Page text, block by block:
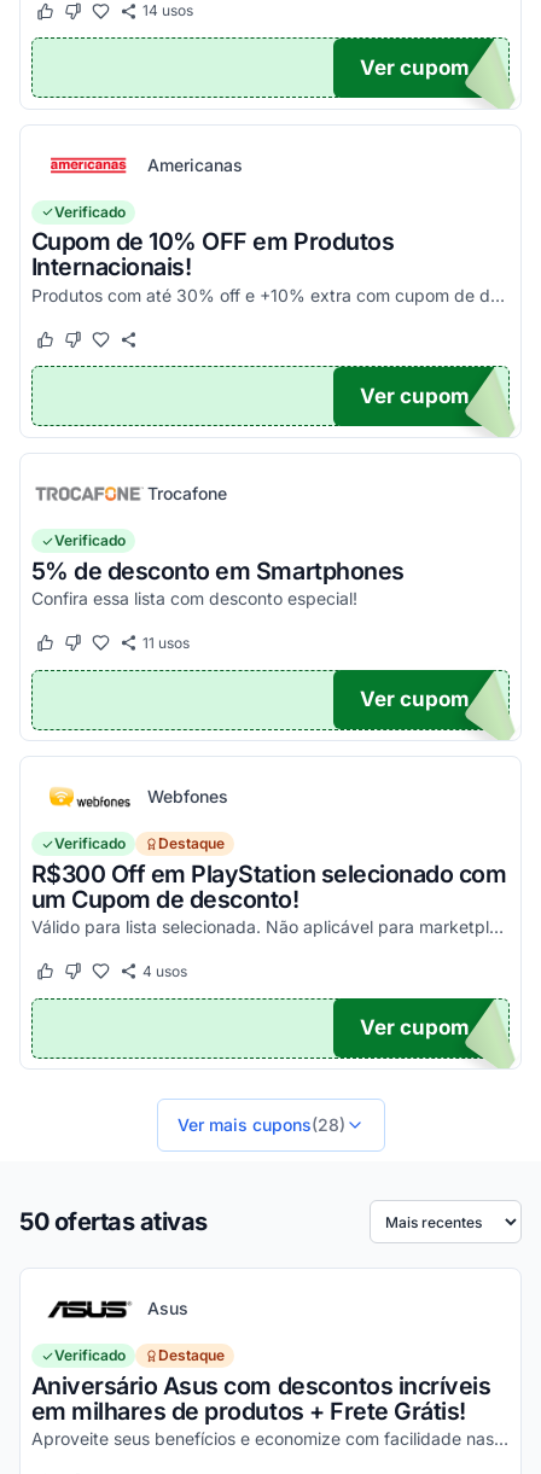
Este cupom funcionou
Este cupom não funcionou
14 usos
UPOM
Ver cupom
Americanas
Verificado
Cupom de 10% OFF em Produtos
Internacionais!
Produtos com até 30% off e +10% extra com cupom de desconto em produtos participantes da campanha. Consulte exceções no site. Aplique o código promocional no carrinho e aproveite!
Este cupom funcionou
Este cupom não funcionou
10
Ver cupom
Trocafone
Verificado
5% de desconto em Smartphones
Confira essa lista com desconto especial!
Este cupom funcionou
Este cupom não funcionou
11 usos
OFF
Ver cupom
Webfones
Verificado Destaque
R$300 Off em PlayStation selecionado com
um Cupom de desconto!
Válido para lista selecionada. Não aplicável para marketplace. Aproveite!
Este cupom funcionou
Este cupom não funcionou
4 usos
FF
Ver cupom
Ver mais cupons(28)
50 ofertas ativas Ordenar por
Asus
Verificado Destaque
Aniversário Asus com descontos incríveis
em milhares de produtos + Frete Grátis!
Aproveite seus benefícios e economize com facilidade nas suas compras!